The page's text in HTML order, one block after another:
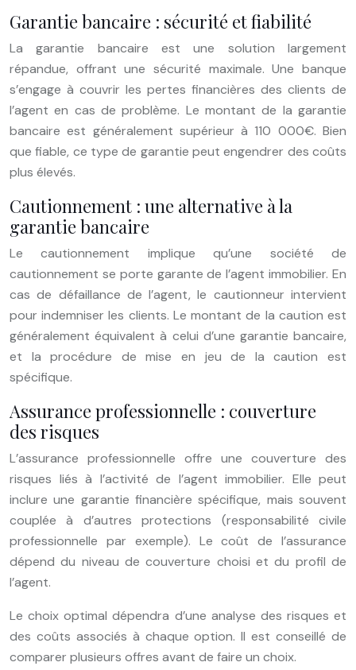
Garantie bancaire : sécurité et fiabilité
La garantie bancaire est une solution largement
répandue, offrant une sécurité maximale. Une banque
s’engage à couvrir les pertes financières des clients de
l’agent en cas de problème. Le montant de la garantie
bancaire est généralement supérieur à 110 000€. Bien
que fiable, ce type de garantie peut engendrer des coûts
plus élevés.
Cautionnement : une alternative à la
garantie bancaire
Le cautionnement implique qu’une société de
cautionnement se porte garante de l’agent immobilier. En
cas de défaillance de l’agent, le cautionneur intervient
pour indemniser les clients. Le montant de la caution est
généralement équivalent à celui d’une garantie bancaire,
et la procédure de mise en jeu de la caution est
spécifique.
Assurance professionnelle : couverture
des risques
L’assurance professionnelle offre une couverture des
risques liés à l’activité de l’agent immobilier. Elle peut
inclure une garantie financière spécifique, mais souvent
couplée à d’autres protections (responsabilité civile
professionnelle par exemple). Le coût de l’assurance
dépend du niveau de couverture choisi et du profil de
l’agent.
Le choix optimal dépendra d’une analyse des risques et
des coûts associés à chaque option. Il est conseillé de
comparer plusieurs offres avant de faire un choix.